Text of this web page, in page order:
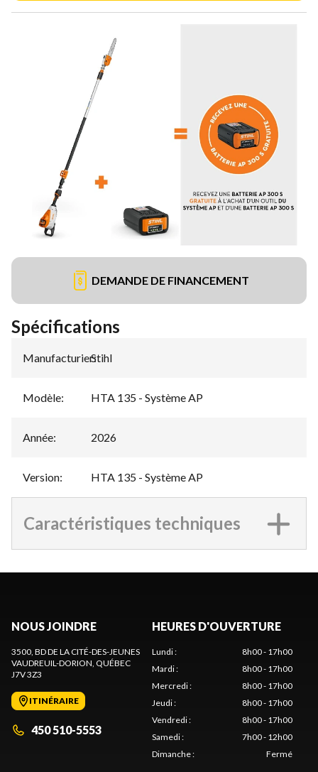
DEMANDE DE FINANCEMENT
Spécifications
Manufacturier:
Stihl
Modèle: HTA 135 - Système AP
Année: 2026
Version: HTA 135 - Système AP
Caractéristiques techniques
NOUS JOINDRE
3500, BD DE LA CITÉ-DES-JEUNES
VAUDREUIL-DORION, QUÉBEC
J7V 3Z3
ITINÉRAIRE
450 510-5553
HEURES D'OUVERTURE
Lundi:
8h00 - 17h00
Mardi:
8h00 - 17h00
Mercredi:
8h00 - 17h00
Jeudi:
8h00 - 17h00
Vendredi:
8h00 - 17h00
Samedi:
7h00 - 12h00
Dimanche: Fermé